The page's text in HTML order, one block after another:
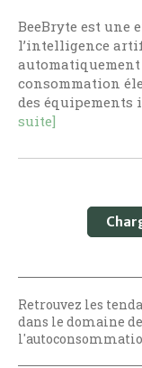
BeeBryte est
l’intelligence
consommation
des équipements
suite]
Retrouvez les
dans le domaine